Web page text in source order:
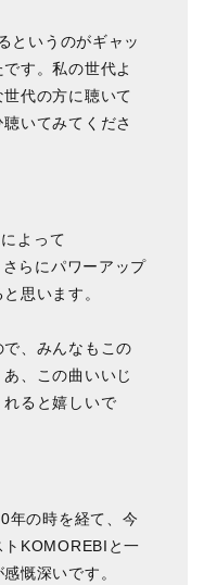
というのがギャッ
す。私の世代よ
代の方に聴いて
いてみてくださ
よって
らにパワーアップ
思います。
、みんなもこの
、この曲いいじ
ると嬉しいで
年の時を経て、今
KOMOREBIと一
慨深いです。